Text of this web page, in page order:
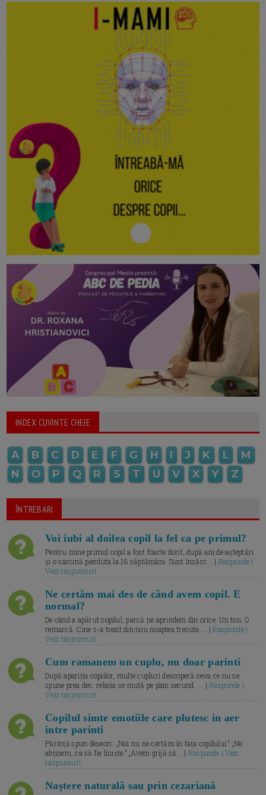
INDEX CUVINTE CHEIE
A B C D E F G H I J K L
M
N
O P Q R S T U V X Y Z
ÎNTREBARI
Voi iubi al doilea copil la fel ca pe primul?
Pentru mine primul copil a fost foarte dorit, după ani de așteptări
și o sarcină pierduta la 16 săptămâni. Sunt însărc... | Raspunde |
Vezi raspunsuri
Ne certăm mai des de când avem copil. E
normal?
De când a apărut copilul, parcă ne aprindem din orice. Un ton. O
remarcă. Cine s-a trezit din nou noaptea trecuta.... |Raspunde |
Vezi raspunsuri
Cum ramanem un cuplu, nu doar parinti
După apariția copiilor, multe cupluri descoperă ceva ce nu se
spune prea des: relația se mută pe plan secund. ... |Raspunde |
Vezi raspunsuri
Copilul simte emotiile care plutesc in aer
intre parinti
Părinții spun deseori: „Noi nu ne certăm în fața copilului.” „Ne
abținem, ca să fie liniște.” „Avem grijă să... | Raspunde | Vezi
raspunsuri
Naștere naturală sau prin cezariană